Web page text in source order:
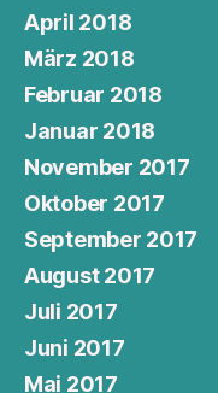
April 2018
März 2018
Februar 2018
Januar 2018
November 2017
Oktober 2017
September 2017
August 2017
Juli 2017
Juni 2017
Mai 2017